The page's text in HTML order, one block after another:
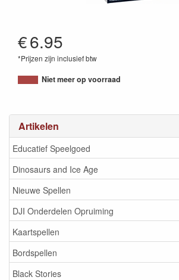
Artikelen
Educatief Speelgoed
Dinosaurs and Ice Age
Nieuwe Spellen
DJI Onderdelen Opruiming
Kaartspellen
Bordspellen
Black Stories
€6.95
*Prijzen zijn inclusief btw
8718026303259
Niet meer op voorraad